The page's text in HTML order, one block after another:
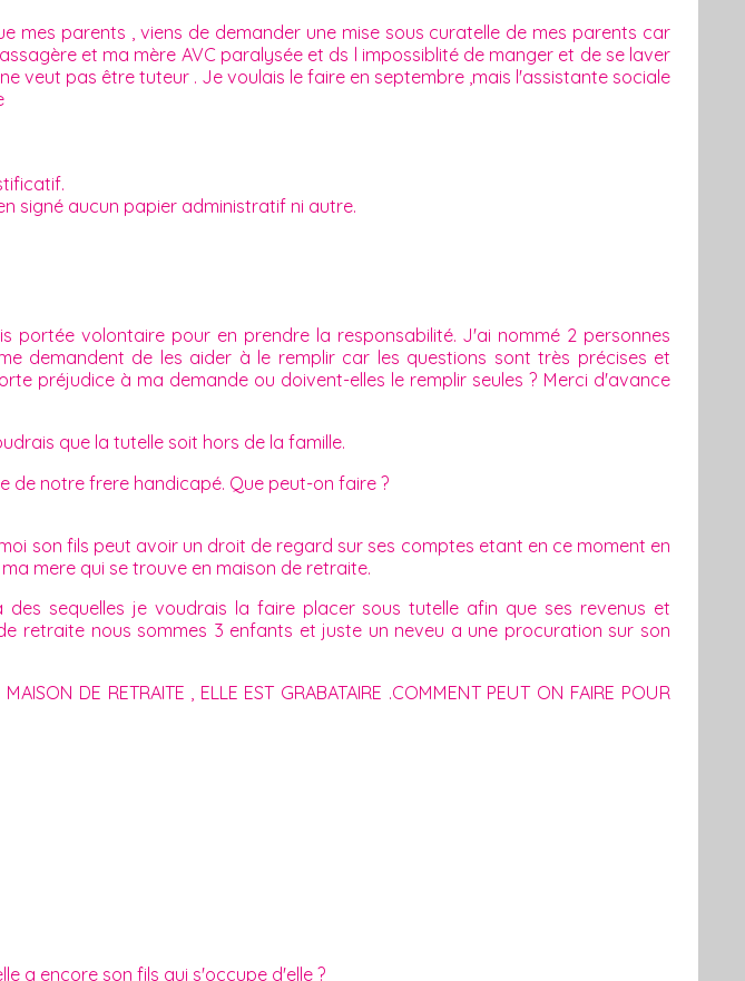
mes parents , viens de demander une mise sous curatelle de mes parents car
et ma mère AVC paralysée et ds l impossiblité de manger et de se laver
veut pas être tuteur . Je voulais le faire en septembre ,mais l'assistante sociale
signé aucun papier administratif ni autre.
volontaire pour en prendre la responsabilité. J'ai nommé 2 personnes
demandent de les aider à le remplir car les questions sont très précises et
préjudice à ma demande ou doivent-elles le remplir seules ? Merci d'avance
que la tutelle soit hors de la famille.
de notre frere handicapé. Que peut-on faire ?
son fils peut avoir un droit de regard sur ses comptes etant en ce moment en
mere qui se trouve en maison de retraite.
sequelles je voudrais la faire placer sous tutelle afin que ses revenus et
retraite nous sommes 3 enfants et juste un neveu a une procuration sur son
DE RETRAITE , ELLE EST GRABATAIRE .COMMENT PEUT ON FAIRE POUR
a encore son fils qui s'occupe d'elle ?